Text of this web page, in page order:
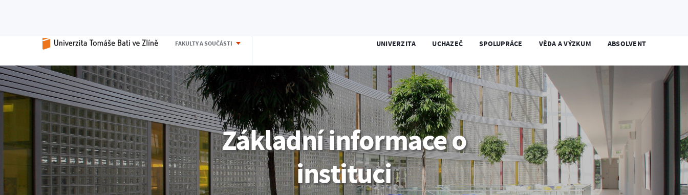
FAKULTY A SOUČÁSTI UNIVERZITA UCHAZEČ SPOLUPRÁCE VĚDA A VÝZKUM ABSOLVENT
Základní informace o
instituci